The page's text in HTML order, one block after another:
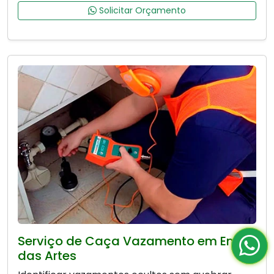
Solicitar Orçamento
Serviço de Caça Vazamento em Embu
das Artes